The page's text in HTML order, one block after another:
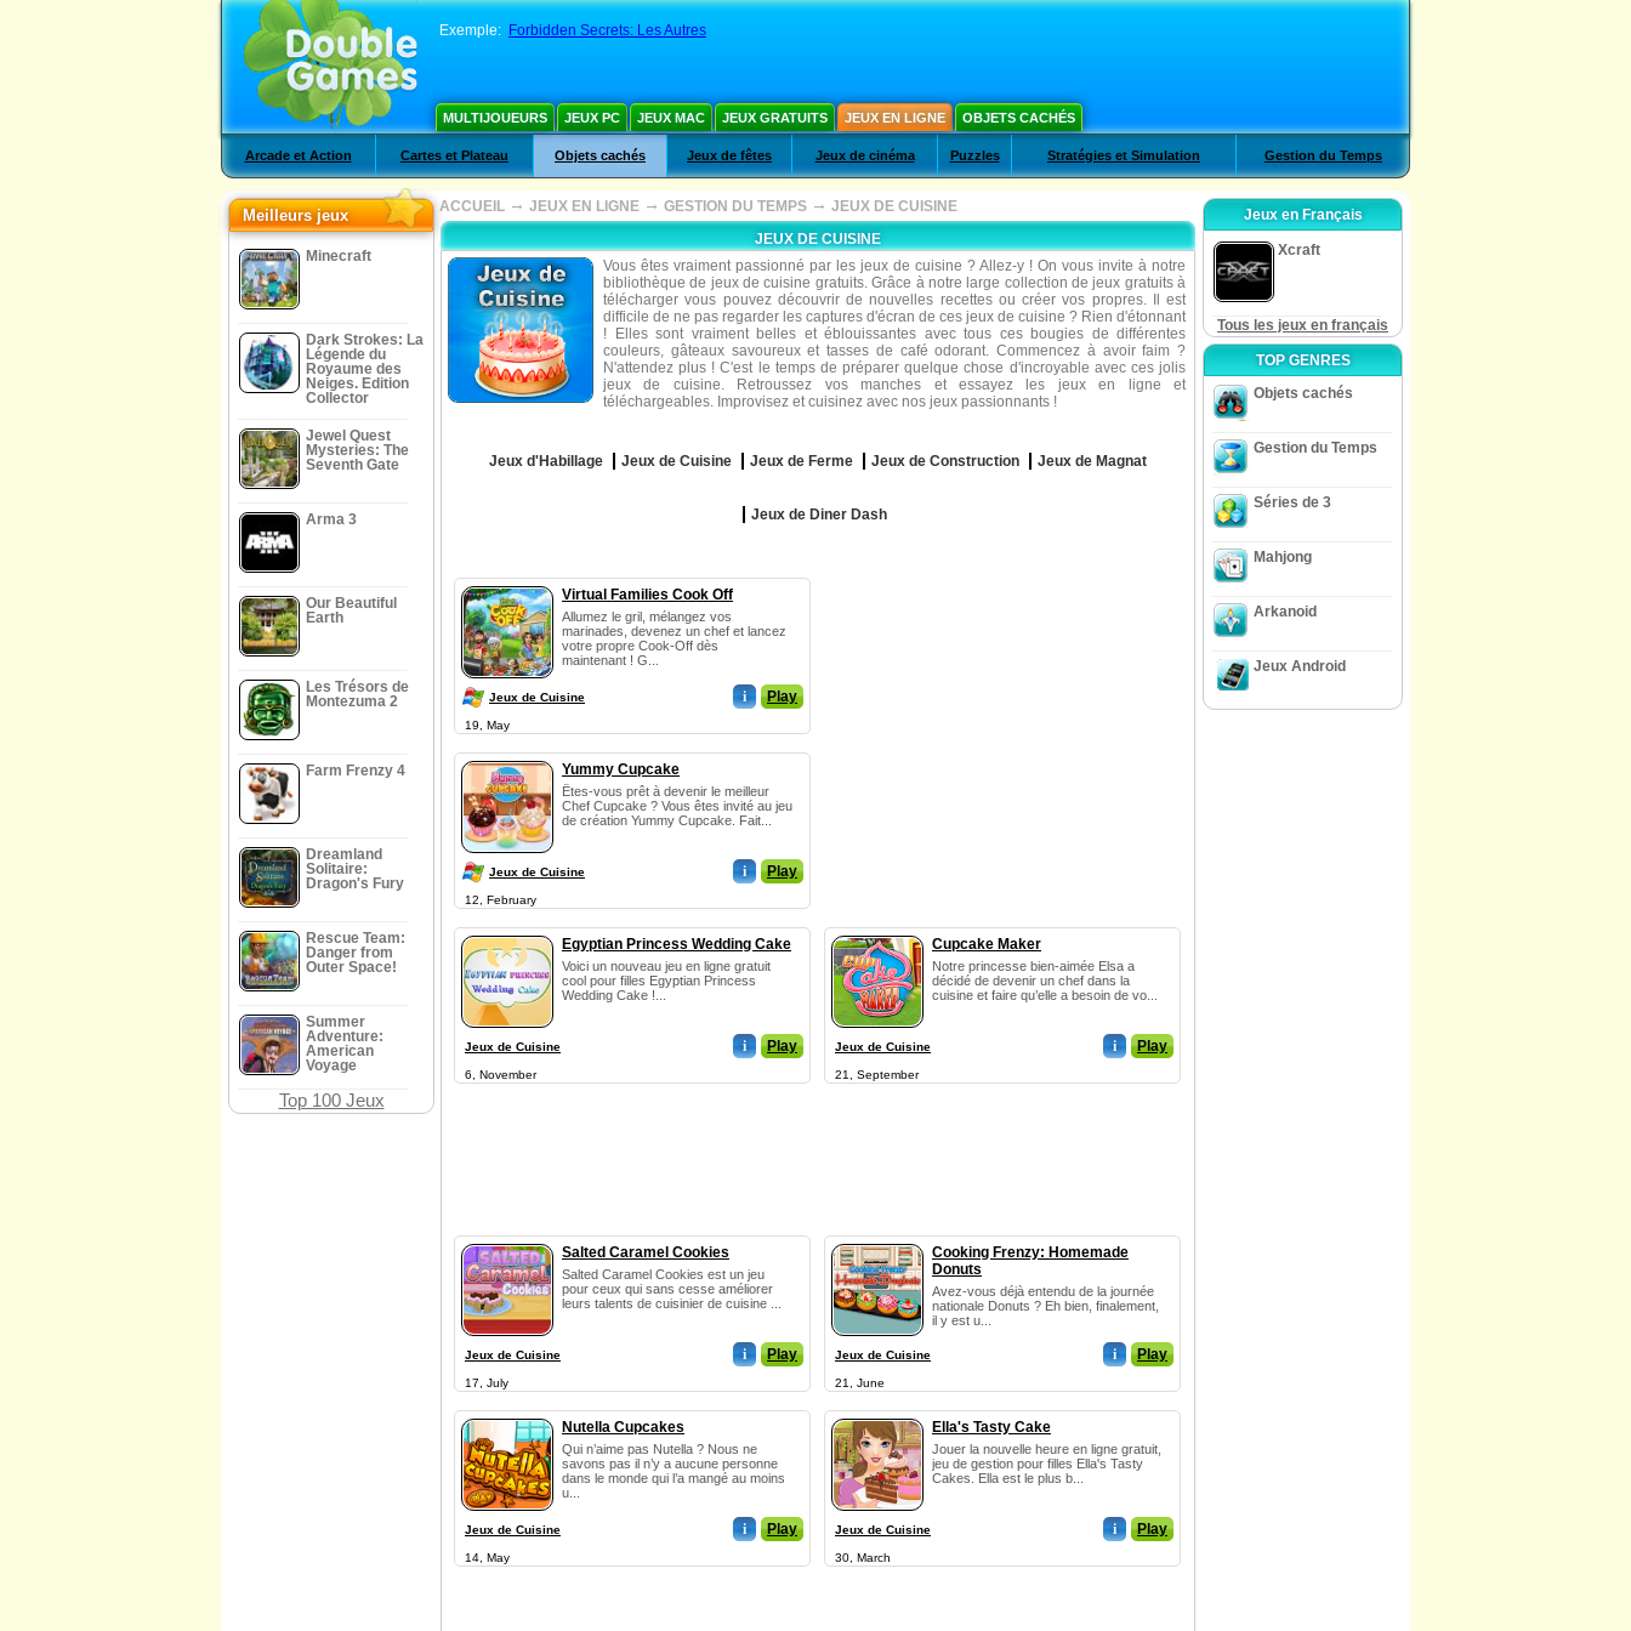
Exemple: Forbidden Secrets: Les Autres
MULTIJOUEURS JEUX PC JEUX MAC JEUX GRATUITS JEUX EN LIGNE OBJETS CACHÉS
Arcade et Action Cartes et Plateau Objets cachés Jeux de fêtes Jeux de cinéma Puzzles Stratégies et Simulation Gestion du Temps
Meilleurs jeux
Minecraft
Dark Strokes: La
Légende du
Royaume des
Neiges. Edition
Collector
Jewel Quest
Mysteries: The
Seventh Gate
Arma 3
Our Beautiful
Earth
Les Trésors de
Montezuma 2
Farm Frenzy 4
Dreamland
Solitaire:
Dragon's Fury
Rescue Team:
Danger from
Outer Space!
Summer
Adventure:
American
Voyage
Top 100 Jeux
ACCUEIL → JEUX EN LIGNE → GESTION DU TEMPS → JEUX DE CUISINE
JEUX DE CUISINE
Vous êtes vraiment passionné par les jeux de cuisine ? Allez-y ! On vous invite à notre
bibliothèque de jeux de cuisine gratuits. Grâce à notre large collection de jeux gratuits à
télécharger vous pouvez découvrir de nouvelles recettes ou créer vos propres. Il est
difficile de ne pas regarder les captures d'écran de ces jeux de cuisine ? Rien d'étonnant
! Elles sont vraiment belles et éblouissantes avec tous ces bougies de différentes
couleurs, gâteaux savoureux et tasses de café odorant. Commencez à avoir faim ?
N'attendez plus ! C'est le temps de préparer quelque chose d'incroyable avec ces jolis
jeux de cuisine. Retroussez vos manches et essayez les jeux en ligne et
téléchargeables. Improvisez et cuisinez avec nos jeux passionnants !
Jeux d'Habillage Jeux de Cuisine Jeux de Ferme Jeux de Construction Jeux de Magnat
Jeux de Diner Dash
Virtual Families Cook Off
Allumez le gril, mélangez vos
marinades, devenez un chef et lancez
votre propre Cook-Off dès
maintenant ! G...
Jeux de Cuisine i Play
19, May
Yummy Cupcake
Êtes-vous prêt à devenir le meilleur
Chef Cupcake ? Vous êtes invité au jeu
de création Yummy Cupcake. Fait...
Jeux de Cuisine i Play
12, February
Egyptian Princess Wedding Cake
Voici un nouveau jeu en ligne gratuit
cool pour filles Egyptian Princess
Wedding Cake !...
Jeux de Cuisine i Play
6, November
Cupcake Maker
Notre princesse bien-aimée Elsa a
décidé de devenir un chef dans la
cuisine et faire qu’elle a besoin de vo...
Jeux de Cuisine i Play
21, September
Salted Caramel Cookies
Salted Caramel Cookies est un jeu
pour ceux qui sans cesse améliorer
leurs talents de cuisinier de cuisine ...
Jeux de Cuisine i Play
17, July
Cooking Frenzy: Homemade
Donuts
Avez-vous déjà entendu de la journée
nationale Donuts ? Eh bien, finalement,
il y est u...
Jeux de Cuisine i Play
21, June
Nutella Cupcakes
Qui n’aime pas Nutella ? Nous ne
savons pas il n’y a aucune personne
dans le monde qui l’a mangé au moins
u...
Jeux de Cuisine i Play
14, May
Ella's Tasty Cake
Jouer la nouvelle heure en ligne gratuit,
jeu de gestion pour filles Ella's Tasty
Cakes. Ella est le plus b...
Jeux de Cuisine i Play
30, March
Jeux en Français
Xcraft
Tous les jeux en français
TOP GENRES
Objets cachés
Gestion du Temps
Séries de 3
Mahjong
Arkanoid
Jeux Android